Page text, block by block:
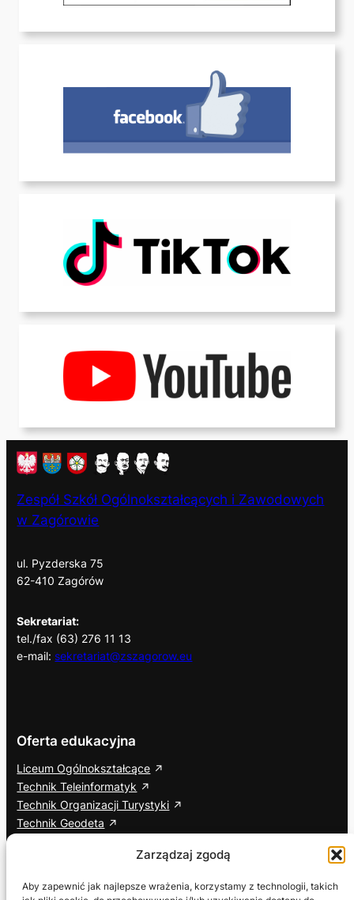
Zarządzaj zgodą
Aby zapewnić jak najlepsze wrażenia, korzystamy z technologii, takich
Zespół Szkół Ogólnokształcących i Zawodowych
w Zagórowie
ul. Pyzderska 75
62-410 Zagórów
Sekretariat:
tel./fax (63) 276 11 13
e-mail: sekretariat@zszagorow.eu
Oferta edukacyjna
Liceum Ogólnokształcące
Technik Teleinformatyk
Technik Organizacji Turystyki
Technik Geodeta
Cisco Networking Academy